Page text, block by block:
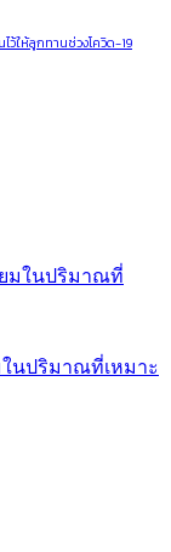
ให้ลูกทานช่วงโควิด-19
นปริมาณที่เหมาะ